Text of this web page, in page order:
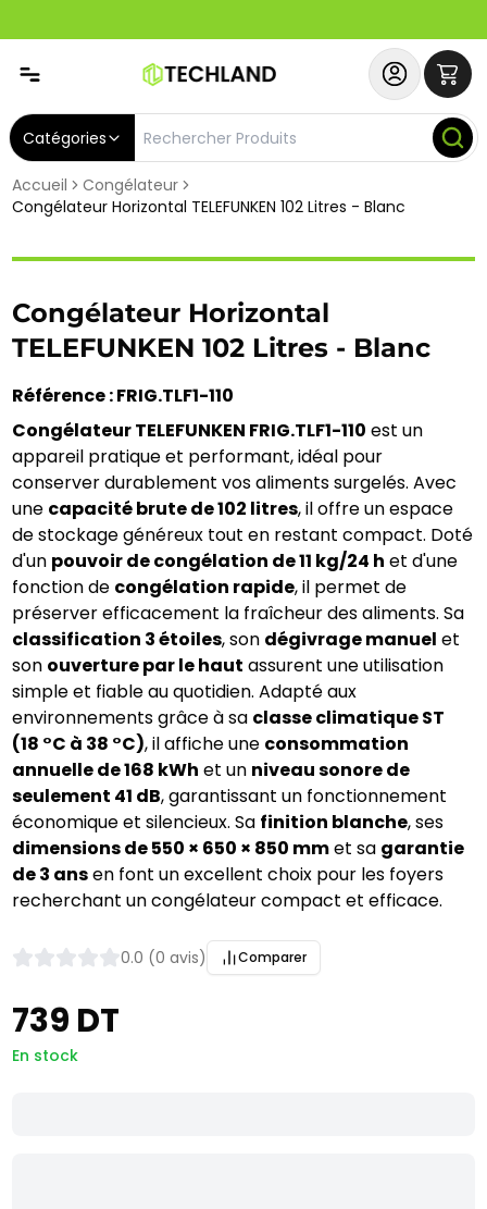
Catégories
Accueil
Congélateur
Congélateur Horizontal TELEFUNKEN 102 Litres - Blanc
Congélateur Horizontal
TELEFUNKEN 102 Litres - Blanc
Référence : FRIG.TLF1-110
Congélateur TELEFUNKEN FRIG.TLF1-110 est un
appareil pratique et performant, idéal pour
conserver durablement vos aliments surgelés. Avec
une capacité brute de 102 litres, il offre un espace
de stockage généreux tout en restant compact. Doté
d'un pouvoir de congélation de 11 kg/24 h et d'une
fonction de congélation rapide, il permet de
classification 3 étoiles, son dégivrage manuel et
son ouverture par le haut assurent une utilisation
simple et fiable au quotidien. Adapté aux
environnements grâce à sa classe climatique ST
(18 °C à 38 °C), il affiche une consommation
annuelle de 168 kWh et un niveau sonore de
seulement 41 dB, garantissant un fonctionnement
économique et silencieux. Sa finition blanche
dimensions de 550 × 650 × 850 mm et sa garantie
de 3 ans en font un excellent choix pour les foyers
recherchant un congélateur compact et efficace.
0.0 (0 avis) Comparer
739 DT
En stock